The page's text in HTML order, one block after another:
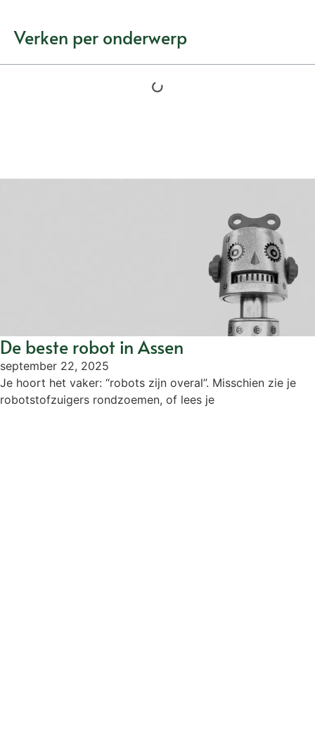
Verken per onderwerp
De beste robot in Assen
september 22, 2025
Je hoort het vaker: “robots zijn overal”. Misschien zie je
robotstofzuigers rondzoemen, of lees je